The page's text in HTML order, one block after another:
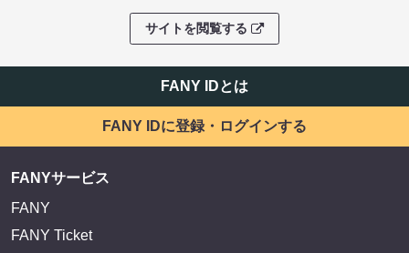
サイトを閲覧する
FANY IDとは
FANY IDに登録・ログインする
FANYサービス
FANY
FANY Ticket